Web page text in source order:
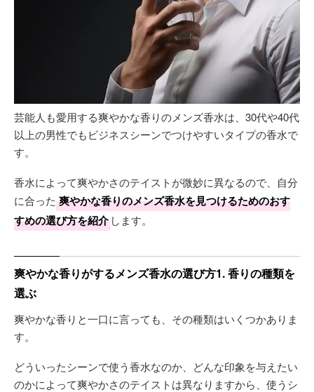
芸能人も愛用する爽やかな香りのメンズ香水は、30代や40代
以上の男性でもビジネスシーンでつけやすいタイプの香水で
す。
香水によって爽やかさのテイストが微妙に異なるので、自分
に合った 爽やかな香りのメンズ香水を見つけるためのおす
すめの選び方を紹介 します。
爽やかな香りがするメンズ香水の選び方1. 香りの種類を
選ぶ
爽やかな香りと一口に言っても、その種類はいくつかありま
す。
どういったシーンで使う香水なのか、どんな印象を与えたい
のかによって爽やかさのテイストは異なりますから、使うシ